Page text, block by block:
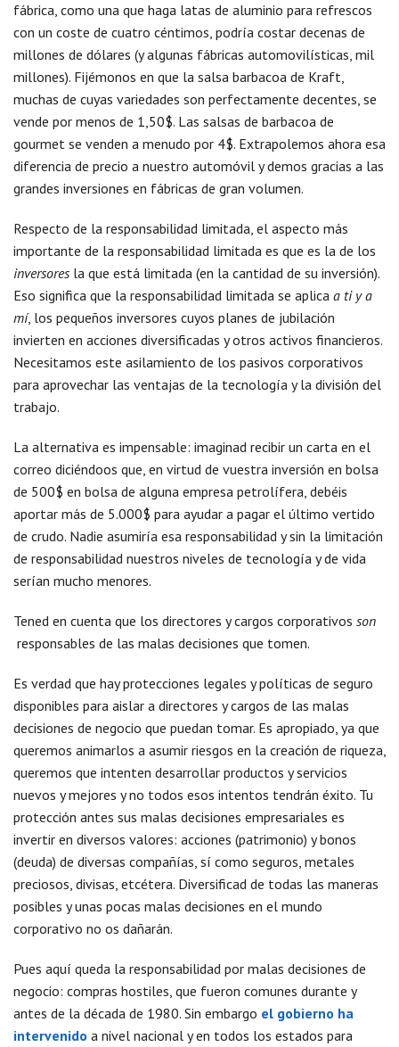
fábrica, como una que haga latas de aluminio para refrescos
con un coste de cuatro céntimos, podría costar decenas de
millones de dólares (y algunas fábricas automovilísticas, mil
millones). Fijémonos en que la salsa barbacoa de Kraft,
muchas de cuyas variedades son perfectamente decentes, se
vende por menos de 1,50$. Las salsas de barbacoa de
gourmet se venden a menudo por 4$. Extrapolemos ahora esa
diferencia de precio a nuestro automóvil y demos gracias a las
grandes inversiones en fábricas de gran volumen.
Respecto de la responsabilidad limitada, el aspecto más
importante de la responsabilidad limitada es que es la de los
inversores la que está limitada (en la cantidad de su inversión).
Eso significa que la responsabilidad limitada se aplica a ti y a
mí, los pequeños inversores cuyos planes de jubilación
invierten en acciones diversificadas y otros activos financieros.
Necesitamos este asilamiento de los pasivos corporativos
para aprovechar las ventajas de la tecnología y la división del
trabajo.
La alternativa es impensable: imaginad recibir un carta en el
correo diciéndoos que, en virtud de vuestra inversión en bolsa
de 500$ en bolsa de alguna empresa petrolífera, debéis
aportar más de 5.000$ para ayudar a pagar el último vertido
de crudo. Nadie asumiría esa responsabilidad y sin la limitación
de responsabilidad nuestros niveles de tecnología y de vida
serían mucho menores.
Tened en cuenta que los directores y cargos corporativos son
responsables de las malas decisiones que tomen.
Es verdad que hay protecciones legales y políticas de seguro
disponibles para aislar a directores y cargos de las malas
decisiones de negocio que puedan tomar. Es apropiado, ya que
queremos animarlos a asumir riesgos en la creación de riqueza,
queremos que intenten desarrollar productos y servicios
nuevos y mejores y no todos esos intentos tendrán éxito. Tu
protección antes sus malas decisiones empresariales es
invertir en diversos valores: acciones (patrimonio) y bonos
(deuda) de diversas compañías, sí como seguros, metales
preciosos, divisas, etcétera. Diversificad de todas las maneras
posibles y unas pocas malas decisiones en el mundo
corporativo no os dañarán.
Pues aquí queda la responsabilidad por malas decisiones de
negocio: compras hostiles, que fueron comunes durante y
antes de la década de 1980. Sin embargo el gobierno ha
intervenido a nivel nacional y en todos los estados para